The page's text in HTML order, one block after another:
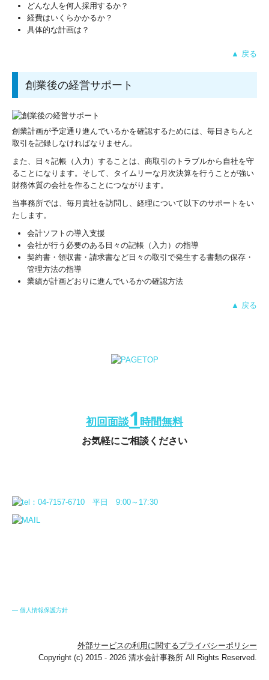
どんな人を何人採用するか？
経費はいくらかかるか？
具体的な計画は？
▲ 戻る
創業後の経営サポート
創業計画が予定通り進んでいるかを確認するためには、毎日きちんと
取引を記録しなければなりません。
また、日々記帳（入力）することは、商取引のトラブルから自社を守
ることになります。そして、タイムリーな月次決算を行うことが強い
財務体質の会社を作ることにつながります。
当事務所では、毎月貴社を訪問し、経理について以下のサポートをい
たします。
会計ソフトの導入支援
会社が行う必要のある日々の記帳（入力）の指導
契約書・領収書・請求書など日々の取引で発生する書類の保存・
管理方法の指導
業績が計画どおりに進んでいるかの確認方法
▲ 戻る
初回面談1 時間無料
お気軽にご相談ください
― 個人情報保護方針
外部サービスの利用に関するプライバシーポリシー
Copyright (c) 2015 - 2026 清水会計事務所 All Rights Reserved.